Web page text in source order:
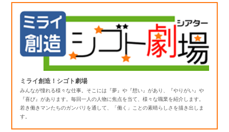
ミライ創造！シゴト劇場
みんなが憧れる様々な仕事。そこには『夢』や『想い』があり、『やりがい』や
『喜び』があります。毎回一人の人物に焦点を当て、様々な職業を紹介します。
若き働きマンたちのガンバリを通して、「働く」ことの素晴らしさを描き出しま
す。